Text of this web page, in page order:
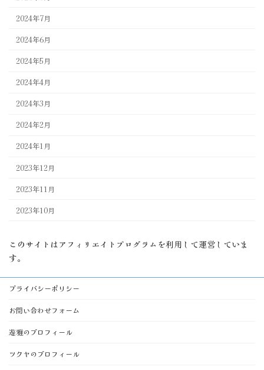
2024年7月
2024年6月
2024年5月
2024年4月
2024年3月
2024年2月
2024年1月
2023年12月
2023年11月
2023年10月
このサイトはアフィリエイトプログラムを利用して運営していま
す。
プライバシーポリシー
お問い合わせフォーム
遊雅のプロフィール
ツクヤのプロフィール